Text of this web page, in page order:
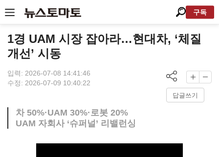
구독
1경 UAM 시장 잡아라…현대차, ‘체질
개선’ 시동
입력: 2026-07-08 14:41:46
수정: 2026-07-09 10:40:22
답글쓰기
차 50%·UAM 30%·로봇 20%
UAM 자회사 ‘슈퍼널’ 리밸런싱